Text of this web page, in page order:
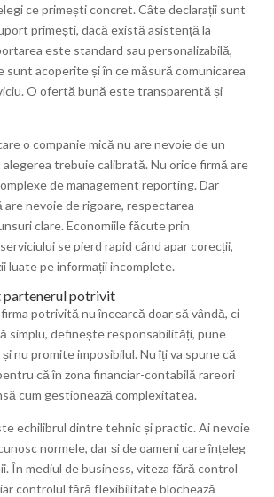
ce primești concret. Câte declarații sunt
primești, dacă există asistență la
este standard sau personalizabilă,
sunt acoperite și în ce măsură comunicarea
O ofertă bună este transparentă și
o companie mică nu are nevoie de un
trebuie calibrată. Nu orice firmă are
de management reporting. Dar
are nevoie de rigoare, respectarea
clare. Economiile făcute prin
se pierd rapid când apar corecții,
luate pe informații incomplete.
partenerul potrivit
potrivită nu încearcă doar să vândă, ci
simplu, definește responsabilități, pune
nu promite imposibilul. Nu îți va spune că
că în zona financiar-contabilă rareori
cum gestionează complexitatea.
echilibrul dintre tehnic și practic. Ai nevoie
normele, dar și de oameni care înțeleg
În mediul de business, viteza fără control
controlul fără flexibilitate blochează